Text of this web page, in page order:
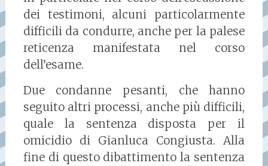
dei testimoni, alcuni particolarmente
difficili da condurre, anche per la palese
reticenza manifestata nel corso
dell’esame.
Due condanne pesanti, che hanno
seguito altri processi, anche più difficili,
quale la sentenza disposta per il
omicidio di Gianluca Congiusta. Alla
fine di questo dibattimento la sentenza